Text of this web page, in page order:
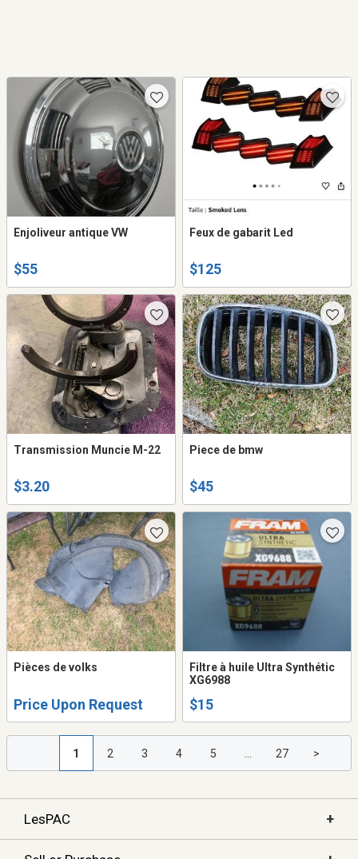
Enjoliveur antique VW
$55
Feux de gabarit Led
$125
Transmission Muncie M-22
$3.20
Piece de bmw
$45
Pièces de volks
Price Upon Request
Filtre à huile Ultra Synthétic
XG6988
$15
1 2 3 4 5 27 >
LesPAC +